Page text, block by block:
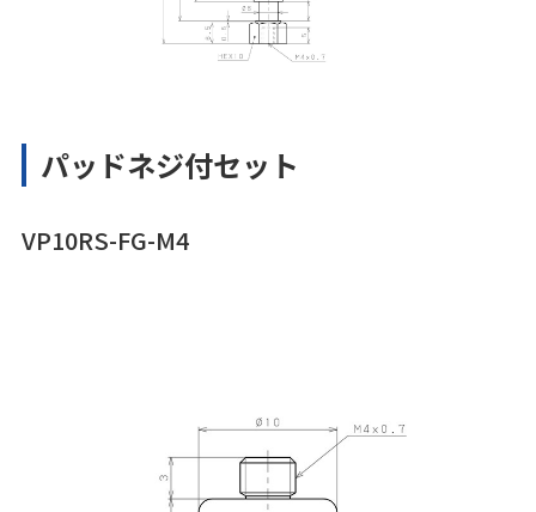
パッドネジ付セット
VP10RS-FG-M4